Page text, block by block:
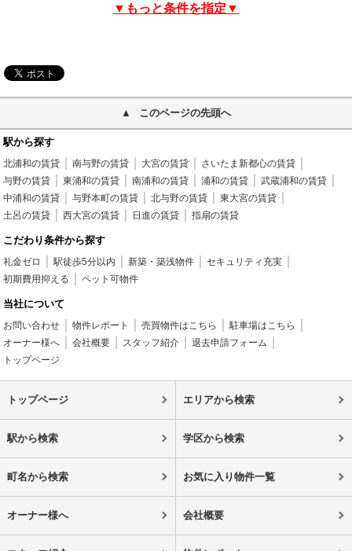
▼もっと条件を指定▼
このページの先頭へ
駅から探す
北浦和の賃貸 南与野の賃貸 大宮の賃貸
さいたま新都心の賃貸
与野の賃貸
東浦和の賃貸 南浦和の賃貸 浦和の賃貸
武蔵浦和の賃貸
中浦和の賃貸
与野本町の賃貸 北与野の賃貸
東大宮の賃貸
土呂の賃貸
西大宮の賃貸 日進の賃貸 指扇の賃貸
こだわり条件から探す
礼金ゼロ 駅徒歩5分以内 新築・築浅物件
セキュリティ充実
初期費用抑える
ペット可物件
当社について
お問い合わせ 物件レポート 売買物件はこちら
駐車場はこちら
オーナー様へ
会社概要 スタッフ紹介
退去申請フォーム
トップページ
トップページ エリアから検索
駅から検索 学区から検索
町名から検索 お気に入り物件一覧
オーナー様へ 会社概要